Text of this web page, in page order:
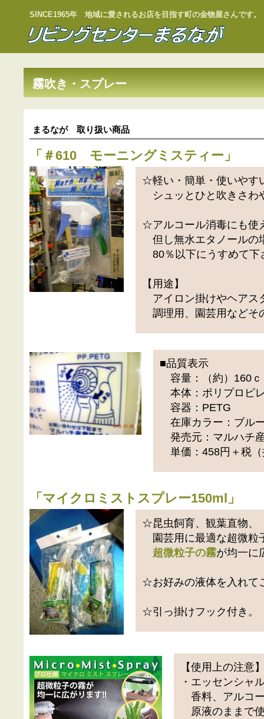
SINCE1965年 地域に愛されるお店を目指す町の金物屋さんです。
霧吹き・スプレー
まるなが 取り扱い商品
「 ＃610 モーニングミスティー 」
☆軽い・簡単・使いやす
シュッとひと吹きさわ
☆アルコール消毒にも使
但し無水エタノールの
80％以下にうすめて下
【用途】
アイロン掛けやヘアス
調理用、園芸用などそ
■品質表示
容量：（約）160ｃ
本体：ポリプロピ
容器：PETG
在庫カラー：ブル
発売元：マルハチ
単価：458円＋税（
「 マイクロミストスプレー150ml 」
☆昆虫飼育、観葉直物、
園芸用に最適な超微粒
超微粒子の霧が均一に
☆お好みの液体を入れて
☆引っ掛けフック付き。
【使用上の注意
・エッセンシャ
香料、アルコ
原液のままで